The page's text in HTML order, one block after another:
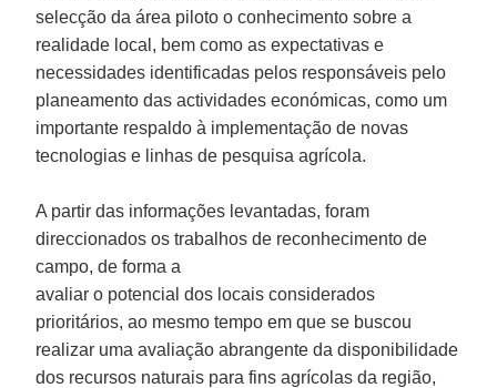
selecção da área piloto o conhecimento sobre a
realidade local, bem como as expectativas e
necessidades identificadas pelos responsáveis pelo
planeamento das actividades económicas, como um
importante respaldo à implementação de novas
tecnologias e linhas de pesquisa agrícola.
A partir das informações levantadas, foram
direccionados os trabalhos de reconhecimento de
campo, de forma a
avaliar o potencial dos locais considerados
prioritários, ao mesmo tempo em que se buscou
realizar uma avaliação abrangente da disponibilidade
dos recursos naturais para fins agrícolas da região,